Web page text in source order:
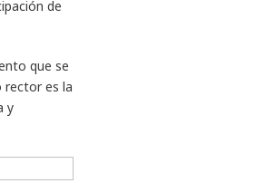
de
que se
rector es la
y